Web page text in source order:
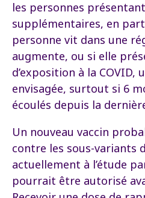
les personnes
supplémentaires, en
personne vit dans une
augmente, ou si elle
d’exposition à la COVID,
envisagée, surtout si 6
écoulés depuis la
Un nouveau vaccin
contre les sous-variants
actuellement à l’étude
pourrait être autorisé